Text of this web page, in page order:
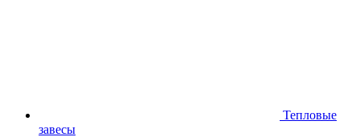
Тепловые
завесы